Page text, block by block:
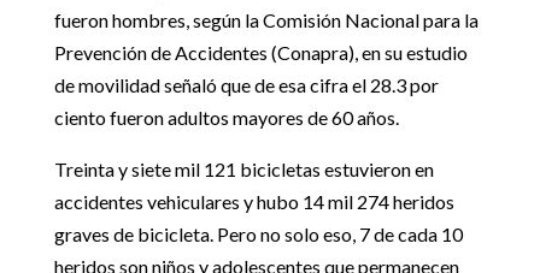
fueron hombres, según la Comisión Nacional para la
Prevención de Accidentes (Conapra), en su estudio
de movilidad señaló que de esa cifra el 28.3 por
ciento fueron adultos mayores de 60 años.
Treinta y siete mil 121 bicicletas estuvieron en
accidentes vehiculares y hubo 14 mil 274 heridos
graves de bicicleta. Pero no solo eso, 7 de cada 10
heridos son niños y adolescentes que permanecen